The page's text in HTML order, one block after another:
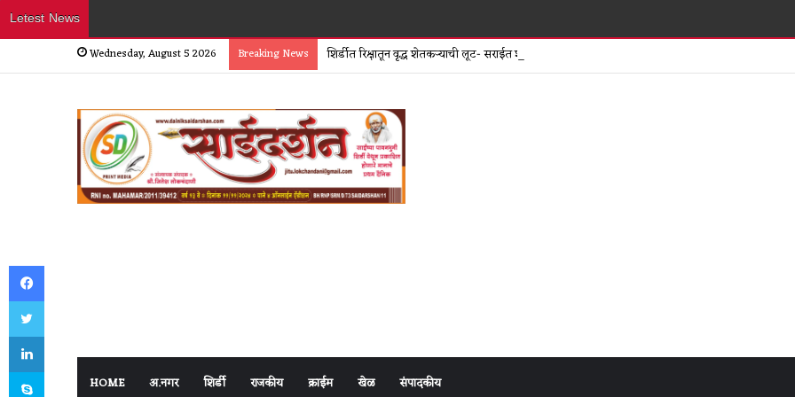
Letest News शिर्डीत
Wednesday, August 5 2026 Breaking News शिर्डीत रिक्षातून वृद्ध शेतकऱ्याची लूट- सराईत शंकर चौधरी ऊर्फ रहीम पठाण जेरबंद
HOME अ.नगर शिर्डी राजकीय क्राईम खेळ संपादकीय
Facebook
Twitter
LinkedIn
Skype